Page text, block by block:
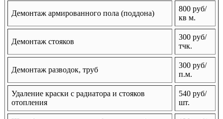
Демонтаж армированного пола (поддона)
800 руб/
кв м.
Демонтаж стояков
300 руб/
тчк.
Демонтаж разводок, труб
300 руб/
п.м.
Удаление краски с радиатора и стояков
отопления
540 руб/
шт.